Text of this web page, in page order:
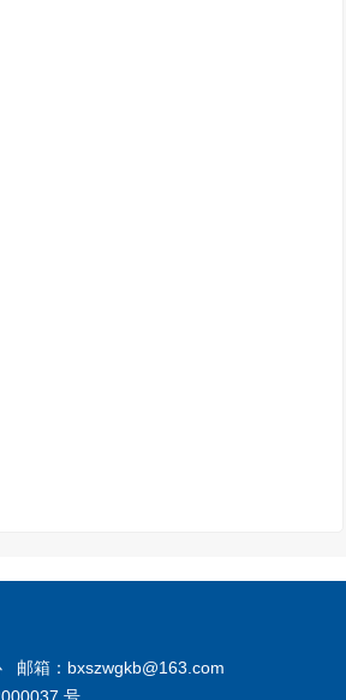
邮箱：bxszwgkb@163.com